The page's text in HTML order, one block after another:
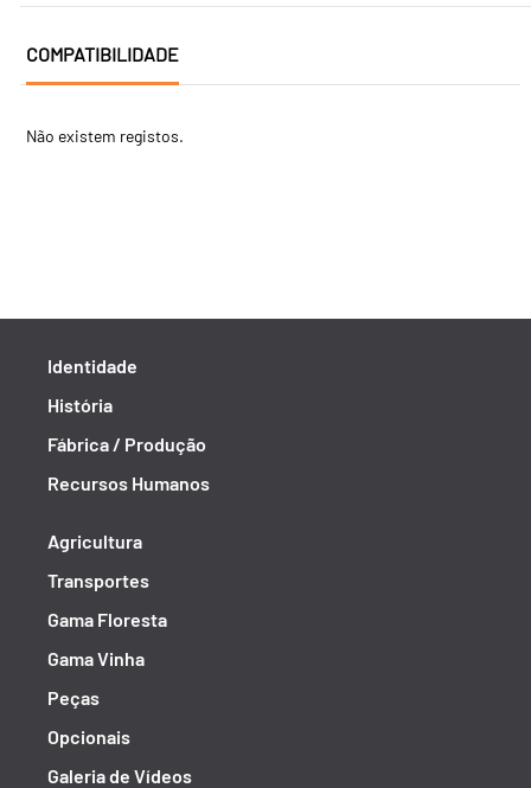
COMPATIBILIDADE
Não existem registos.
Identidade
História
Fábrica / Produção
Recursos Humanos
Agricultura
Transportes
Gama Floresta
Gama Vinha
Peças
Opcionais
Galeria de Vídeos